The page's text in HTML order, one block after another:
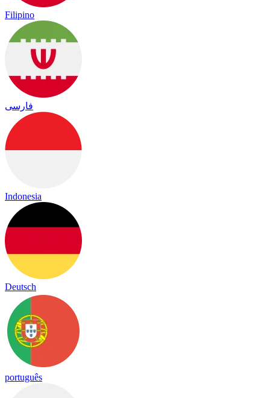
Filipino
فارسی
Indonesia
Deutsch
português